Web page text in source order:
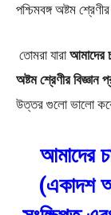
পশ্চিমবঙ্গ অষ্টম
তোমরা যারাআমাদের
অষ্টম শ্রেণীর
উত্তর গুলো ভালো
আমাদের
(একাদশ